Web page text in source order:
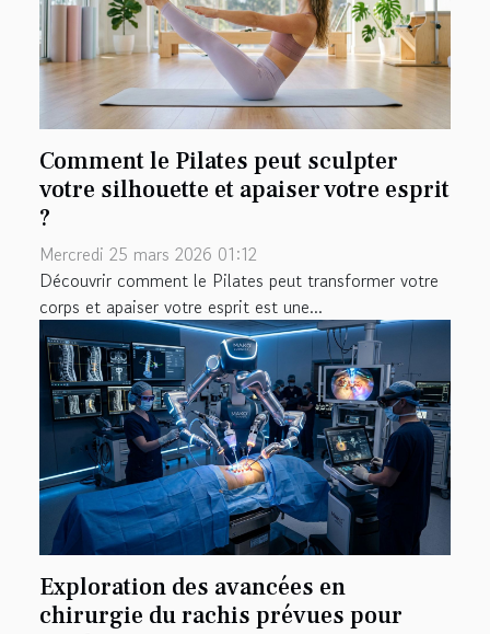
Comment le Pilates peut sculpter
votre silhouette et apaiser votre esprit
?
Mercredi 25 mars 2026 01:12
Découvrir comment le Pilates peut transformer votre
corps et apaiser votre esprit est une...
Exploration des avancées en
chirurgie du rachis prévues pour